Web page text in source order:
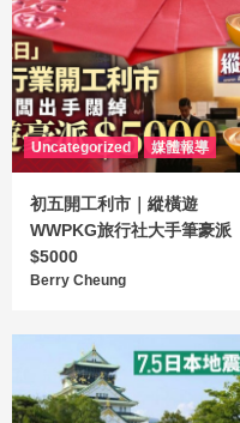
Uncategorized 媒體報導
初五開工利市｜縱橫遊
WWPKG旅行社大手筆豪派
$5000
Berry Cheung